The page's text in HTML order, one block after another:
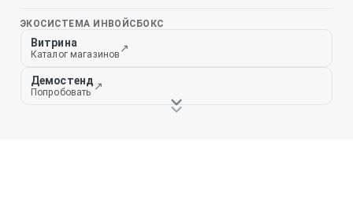
ЭКОСИСТЕМА ИНВОЙСБОКС
Витрина
Каталог магазинов ↗
Демостенд
Попробовать ↗